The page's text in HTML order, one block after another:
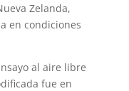
Zelanda,
en condiciones
al aire libre
fue en